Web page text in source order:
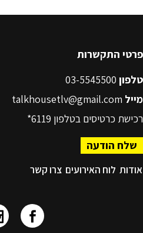
פרטי התקשרות
טלפון
מייל talkhousetlv@gmail.com
רכישת כרטיסים בטלפון 6119*
שלח הודעה
אודות לוח האירועים צרו קשר